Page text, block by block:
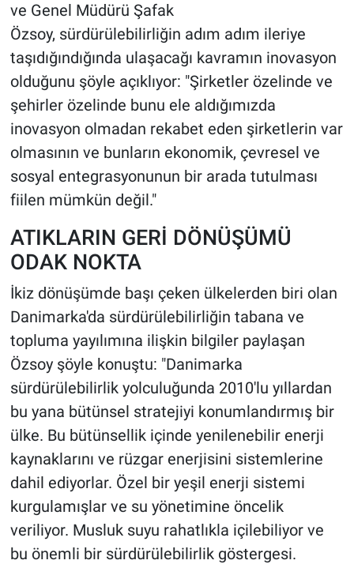
ve Genel Müdürü Şafak
Özsoy, sürdürülebilirliğin adım adım ileriye
taşıdığındığında ulaşacağı kavramın inovasyon
olduğunu şöyle açıklıyor: "Şirketler özelinde ve
şehirler özelinde bunu ele aldığımızda
inovasyon olmadan rekabet eden şirketlerin var
olmasının ve bunların ekonomik, çevresel ve
sosyal entegrasyonunun bir arada tutulması
fiilen mümkün değil."
ATIKLARIN GERİ DÖNÜŞÜMÜ
ODAK NOKTA
İkiz dönüşümde başı çeken ülkelerden biri olan
Danimarka'da sürdürülebilirliğin tabana ve
topluma yayılımına ilişkin bilgiler paylaşan
Özsoy şöyle konuştu: "Danimarka
sürdürülebilirlik yolculuğunda 2010'lu yıllardan
bu yana bütünsel stratejiyi konumlandırmış bir
ülke. Bu bütünsellik içinde yenilenebilir enerji
kaynaklarını ve rüzgar enerjisini sistemlerine
dahil ediyorlar. Özel bir yeşil enerji sistemi
kurgulamışlar ve su yönetimine öncelik
veriliyor. Musluk suyu rahatlıkla içilebiliyor ve
bu önemli bir sürdürülebilirlik göstergesi.